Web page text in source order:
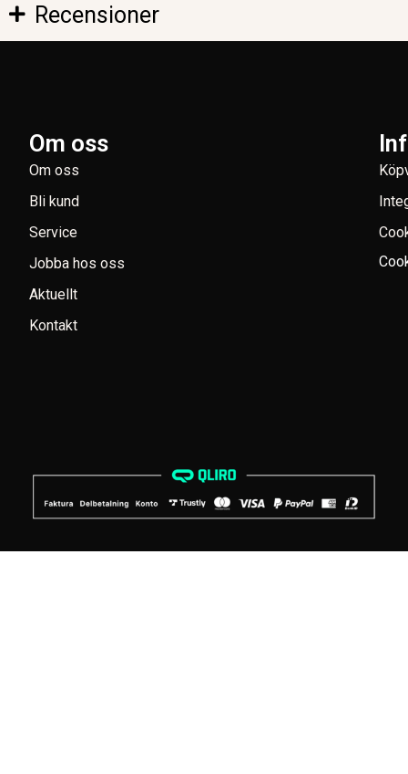
Recensioner
Om oss
Om oss
Bli kund
Service
Jobba hos oss
Aktuellt
Kontakt